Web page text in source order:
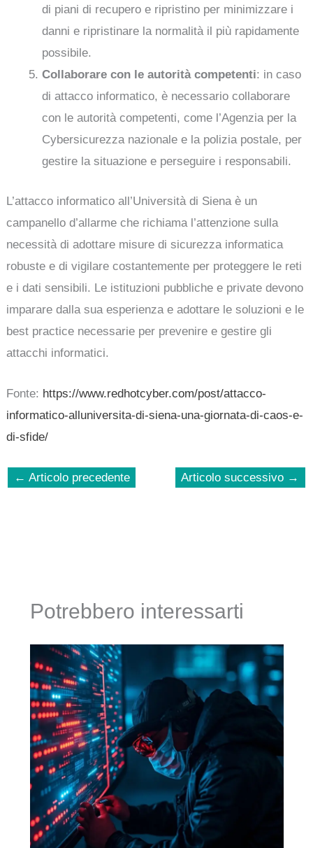
di piani di recupero e ripristino per minimizzare i
danni e ripristinare la normalità il più rapidamente
possibile.
Collaborare con le autorità competenti: in caso
di attacco informatico, è necessario collaborare
con le autorità competenti, come l’Agenzia per la
Cybersicurezza nazionale e la polizia postale, per
gestire la situazione e perseguire i responsabili.
L’attacco informatico all’Università di Siena è un
campanello d’allarme che richiama l’attenzione sulla
necessità di adottare misure di sicurezza informatica
robuste e di vigilare costantemente per proteggere le reti
e i dati sensibili. Le istituzioni pubbliche e private devono
imparare dalla sua esperienza e adottare le soluzioni e le
best practice necessarie per prevenire e gestire gli
attacchi informatici.
Fonte: https://www.redhotcyber.com/post/attacco-
informatico-alluniversita-di-siena-una-giornata-di-caos-e-
di-sfide/
← Articolo precedente Articolo successivo →
Potrebbero interessarti